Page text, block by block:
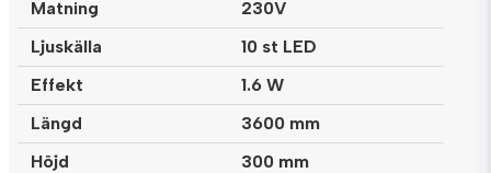
Matning
230V
Ljuskälla
10 st LED
Effekt
1.6 W
Längd
3600 mm
Höjd
300 mm